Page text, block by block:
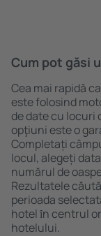
Cum pot găsi
Cea mai rapidă
este folosind
de date cu locuri
opţiuni este o
Completați
locul, alegeți
numărul de
Rezultatele
perioada
hotel ȋn centrul
hotelului.